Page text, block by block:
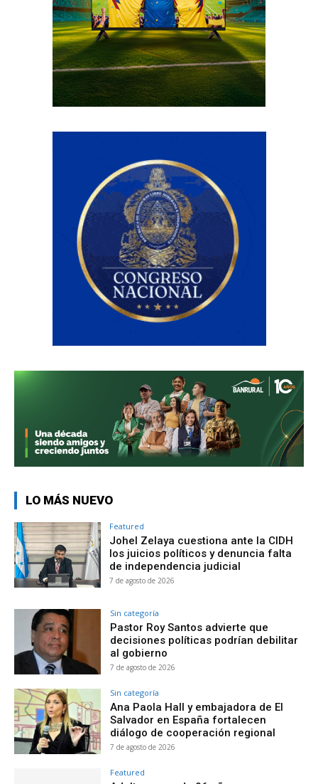
LO MÁS NUEVO
Featured
Johel Zelaya cuestiona ante la CIDH
los juicios políticos y denuncia falta
de independencia judicial
7 de agosto de 2026
Sin categoría
Pastor Roy Santos advierte que
decisiones políticas podrían debilitar
al gobierno
7 de agosto de 2026
Sin categoría
Ana Paola Hall y embajadora de El
Salvador en España fortalecen
diálogo de cooperación regional
7 de agosto de 2026
Featured